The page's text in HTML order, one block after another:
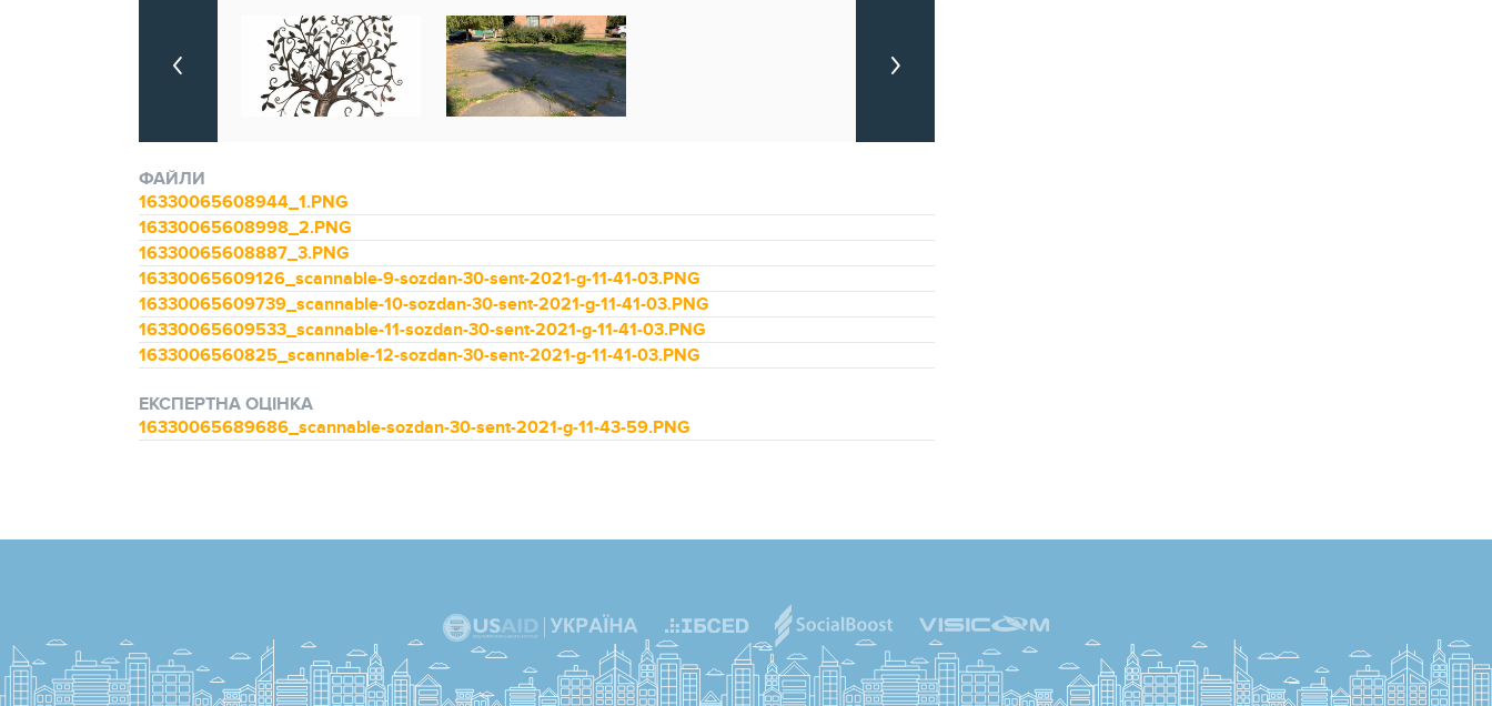
ФАЙЛИ
16330065608944_1.PNG
16330065608998_2.PNG
16330065608887_3.PNG
16330065609126_scannable-9-sozdan-30-sent-2021-g-11-41-03.PNG
16330065609739_scannable-10-sozdan-30-sent-2021-g-11-41-03.PNG
16330065609533_scannable-11-sozdan-30-sent-2021-g-11-41-03.PNG
1633006560825_scannable-12-sozdan-30-sent-2021-g-11-41-03.PNG
ЕКСПЕРТНА ОЦІНКА
16330065689686_scannable-sozdan-30-sent-2021-g-11-43-59.PNG